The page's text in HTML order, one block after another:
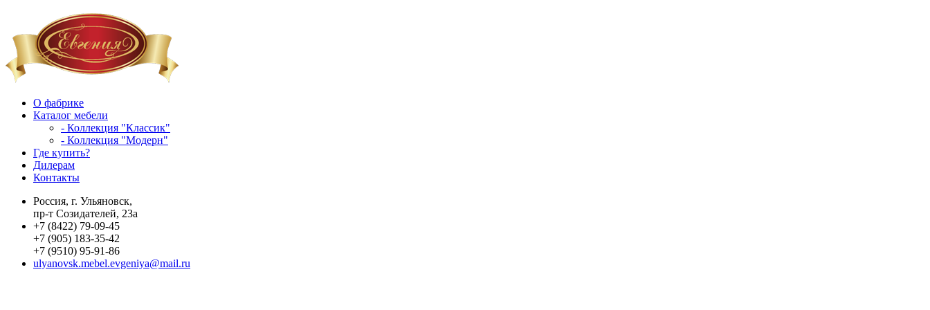
О фабрике
Каталог мебели
- Коллекция "Классик"
- Коллекция "Модерн"
Где купить?
Дилерам
Контакты
Россия, г. Ульяновск,
пр-т Созидателей, 23а
+7 (8422) 79-09-45
+7 (905) 183-35-42
+7 (9510) 95-91-86
ulyanovsk.mebel.evgeniya@mail.ru